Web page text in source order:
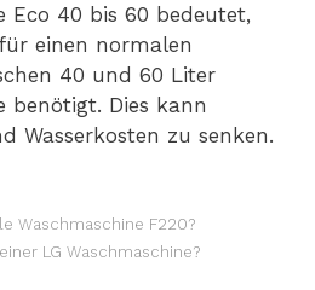
Eco 40 bis 60 bedeutet,
einen normalen
40 und 60 Liter
benötigt. Dies kann
Wasserkosten zu senken.
Waschmaschine F220?
LG Waschmaschine?